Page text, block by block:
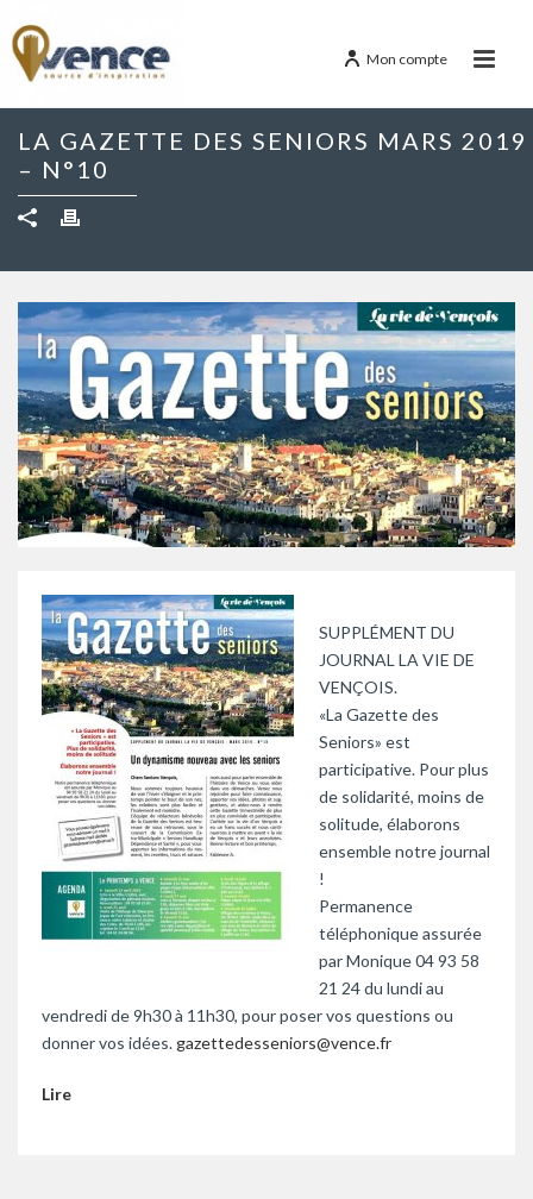
Mon compte
LA GAZETTE DES SENIORS MARS 2019
– N°10
SUPPLÉMENT DU
JOURNAL LA VIE DE
VENÇOIS.
«La Gazette des
Seniors» est
participative. Pour plus
de solidarité, moins de
solitude, élaborons
ensemble notre journal
!
Permanence
téléphonique assurée
par Monique 04 93 58
21 24 du lundi au
vendredi de 9h30 à 11h30, pour poser vos questions ou
donner vos idées. gazettedesseniors@vence.fr
Lire